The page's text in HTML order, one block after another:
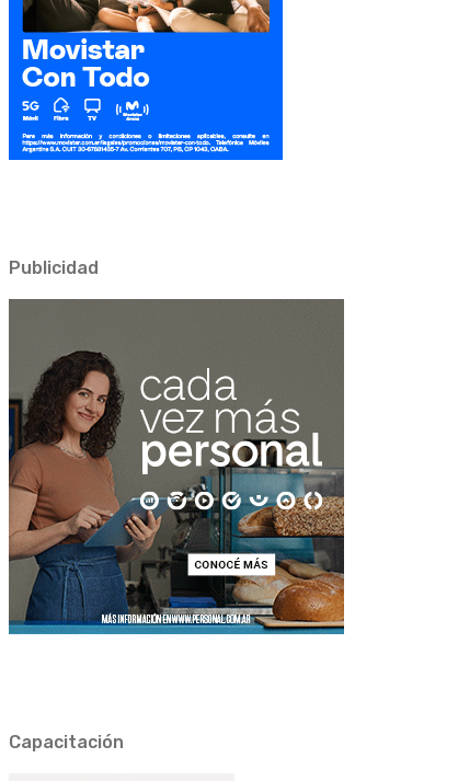
Publicidad
Capacitación